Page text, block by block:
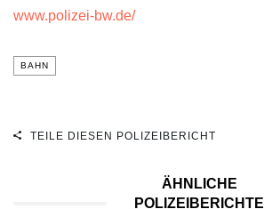
www.polizei-bw.de/
BAHN
TEILE DIESEN POLIZEIBERICHT
ÄHNLICHE
POLIZEIBERICHTE